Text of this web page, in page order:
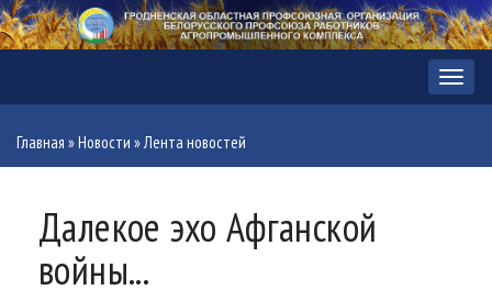
Меню
Главная »Новости »Лента новостей
Далекое эхо Афганской
войны...